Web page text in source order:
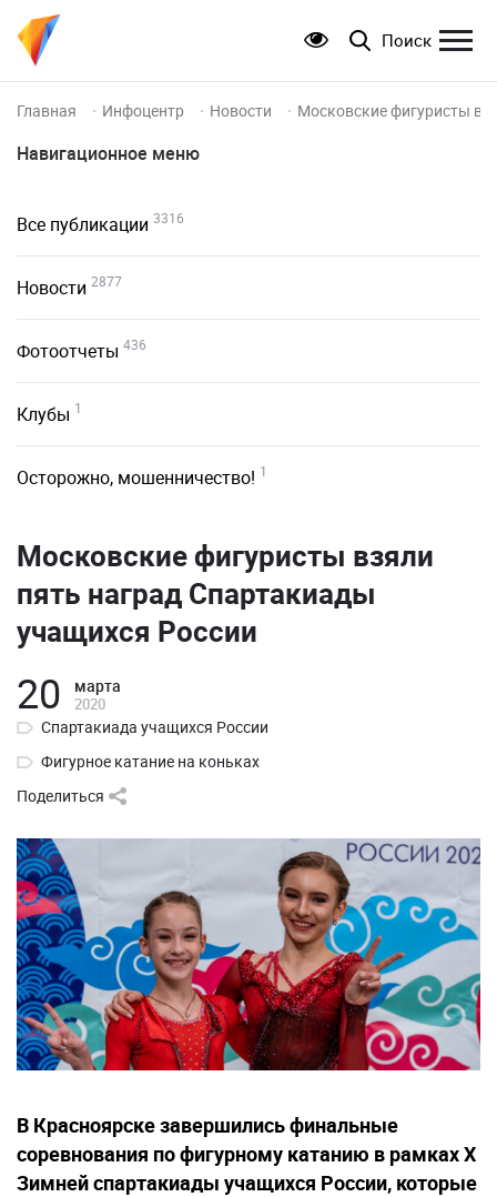
Поиск
Главная Инфоцентр Новости Московские фигуристы
Навигационное меню
Все публикации 3316
Новости 2877
Фотоотчеты 436
Клубы 1
Осторожно, мошенничество! 1
Московские фигуристы взяли
пять наград Спартакиады
учащихся России
20 марта
2020
Спартакиада учащихся России
Фигурное катание на коньках
Поделиться
В Красноярске завершились финальные
соревнования по фигурному катанию в рамках X
Зимней спартакиады учащихся России, которые